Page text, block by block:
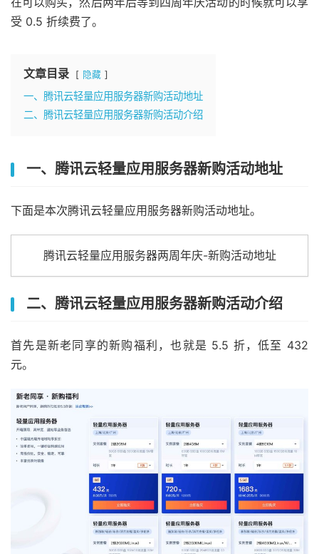
受 0.5 折续费了。
文章目录 隐藏
一、腾讯云轻量应用服务器新购活动地址
二、腾讯云轻量应用服务器新购活动介绍
一、腾讯云轻量应用服务器新购活动地址
下面是本次腾讯云轻量应用服务器新购活动地址。
腾讯云轻量应用服务器两周年庆-新购活动地址
二、腾讯云轻量应用服务器新购活动介绍
首先是新老同享的新购福利，也就是 5.5 折，低至 432
元。